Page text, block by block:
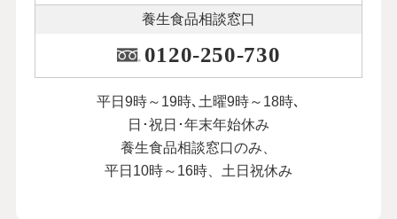
養生食品相談窓口
0120-250-730
平日9時～19時､土曜9時～18時､
日･祝日･年末年始休み
養生食品相談窓口のみ、
平日10時～16時、土日祝休み